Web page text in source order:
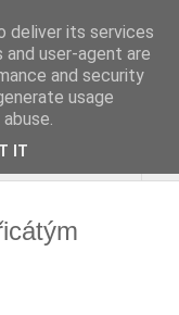
deliver its services
user-agent are
and security
usage
IT